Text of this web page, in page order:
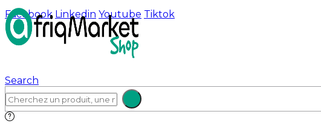
Facebook Linkedin Youtube Tiktok
Search